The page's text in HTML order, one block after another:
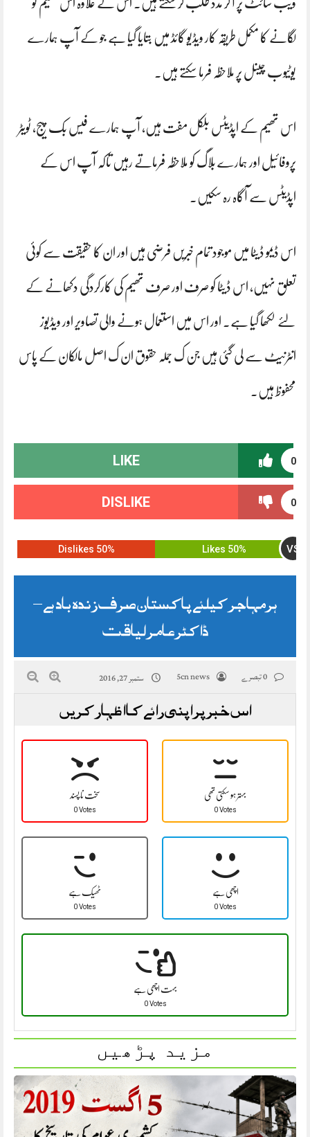
ویب سائٹ پر آ کر مدد طلب کر سکتے ہیں۔ اس کے علاوہ اس تھیم کو
لگانے کا مکمل طریقہ کار ویڈیو گائڈ میں بتایا گیا ہے جو کے آپ ہمارے
یوٹیوب چینل پر ملاحظہ فرما سکتے ہیں۔
اس تھیم کے اپڈیٹس بلکل مفت ہیں، آپ ہمارے فیس بک پیج، ٹویٹر
پروفائیل اور ہمارے بلاگ کو ملاحظہ فرماتے رہیں تاکہ آپ اس کے
اپڈیٹس سے آگاہ رہ سکیں۔
اس ڈیمو ڈیٹا میں موجود تمام خبریں فرضی ہیں اور ان کا حقیقت سے کوئی
تعلق نہیں، اس ڈیٹا کو صرف اور صرف تھیم کی کارکردگی دکھانے کے
لئے لکھا گیا ہے۔ اور اس میں استعمال ہونے والی تصاویر اور ویڈیوز
انٹرنیٹ سے لی گئی ہیں جن ک جملہ حقوق ان ک اصل مالکان کے پاس
محفوظ ہیں۔
0
LIKE
0
DISLIKE
50% Likes VS
50% Dislikes
ہرمہاجر کیلئے پاکستان صرف زندہ باد ہے –
ڈاکٹر عامر لیاقت
5cn news ستمبر 27, 2016
اس خبر پر اپنی رائے کا اظہار کریں
سخت نا پسند
0 Votes
بہتر ہو سکتی تھی
0 Votes
ٹھیک ہے
0 Votes
اچھی ہے
0 Votes
بہت اچھی ہے
0 Votes
مزید پڑھیں